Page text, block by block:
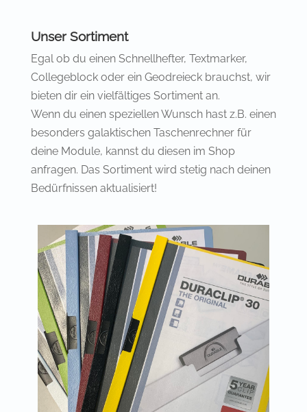
Unser Sortiment
Egal ob du einen Schnellhefter, Textmarker,
Collegeblock oder ein Geodreieck brauchst, wir
bieten dir ein vielfältiges Sortiment an.
Wenn du einen speziellen Wunsch hast z.B. einen
besonders galaktischen Taschenrechner für
deine Module, kannst du diesen im Shop
anfragen. Das Sortiment wird stetig nach deinen
Bedürfnissen aktualisiert!